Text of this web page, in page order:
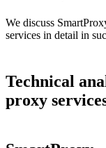
We discuss
services in detail in
Technical
proxy